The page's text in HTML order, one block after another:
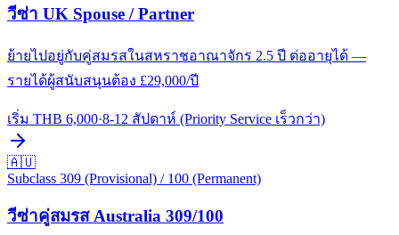
วีซ่า UK Spouse / Partner
ย้ายไปอยู่กับคู่สมรสในสหราชอาณาจักร 2.5 ปี ต่ออายุได้ —
รายได้ผู้สนับสนุนต้อง £29,000/ปี
เริ่ม THB 6,000·8-12 สัปดาห์ (Priority Service เร็วกว่า)
🇦🇺
Subclass 309 (Provisional) / 100 (Permanent)
วีซ่าคู่สมรส Australia 309/100